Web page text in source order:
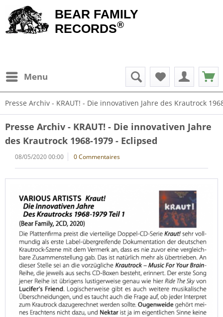
BEAR FAMILY
RECORDS®
Menu
Presse Archiv - KRAUT! - Die innovativen Jahre des Krautrock
Presse Archiv - KRAUT! - Die innovativen Jahre
des Krautrock 1968-1979 - Eclipsed
08/05/2020 00:00 0 Commentaires